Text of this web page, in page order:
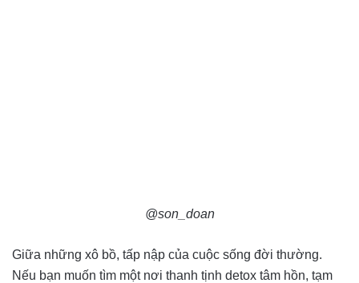
@son_doan
Giữa những xô bồ, tấp nập của cuộc sống đời thường.
Nếu bạn muốn tìm một nơi thanh tịnh detox tâm hồn, tạm